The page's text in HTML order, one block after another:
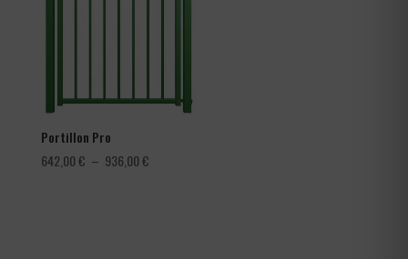
Portillon Pro
642,00€ – 936,00€Plage